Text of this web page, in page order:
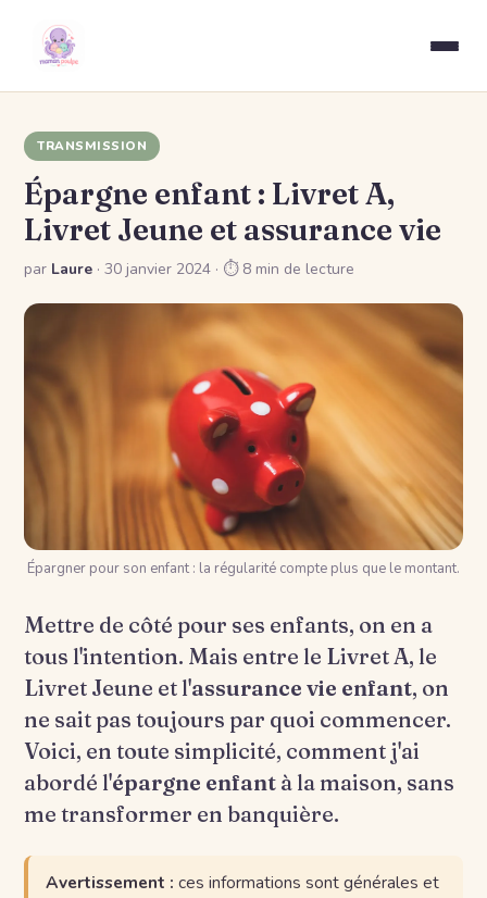
TRANSMISSION
Épargne enfant : Livret A,
Livret Jeune et assurance vie
par Laure · 30 janvier 2024 · ⏱ 8 min de lecture
Épargner pour son enfant : la régularité compte plus que le montant.
Mettre de côté pour ses enfants, on en a
tous l'intention. Mais entre le Livret A, le
Livret Jeune et l'assurance vie enfant, on
ne sait pas toujours par quoi commencer.
Voici, en toute simplicité, comment j'ai
abordé l'épargne enfant à la maison, sans
me transformer en banquière.
Avertissement : ces informations sont générales et